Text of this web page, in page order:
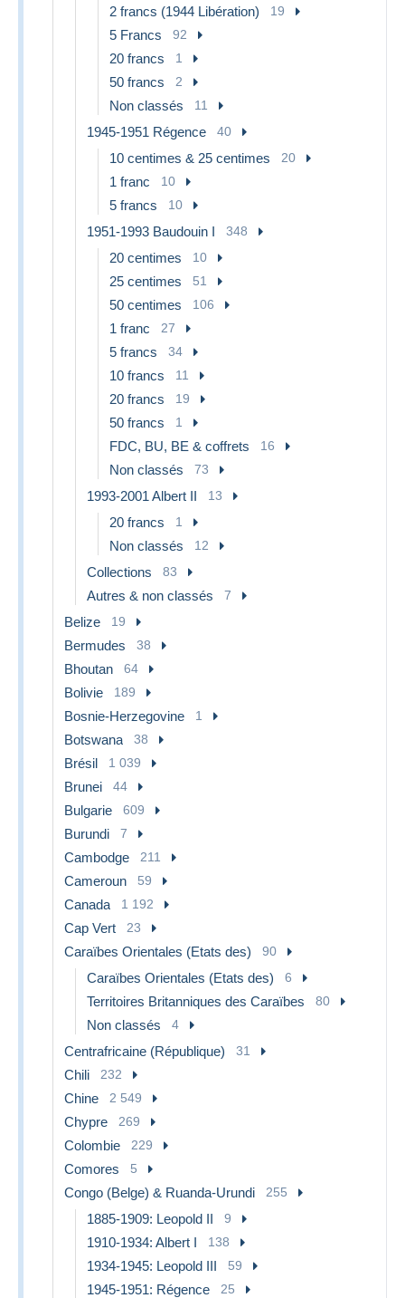
2 francs (1944 Libération) 19
5 Francs 92
20 francs 1
50 francs 2
Non classés 11
1945-1951 Régence 40
10 centimes & 25 centimes 20
1 franc 10
5 francs 10
1951-1993 Baudouin I 348
20 centimes 10
25 centimes 51
50 centimes 106
1 franc 27
5 francs 34
10 francs 11
20 francs 19
50 francs 1
FDC, BU, BE & coffrets 16
Non classés 73
1993-2001 Albert II 13
20 francs 1
Non classés 12
Collections 83
Autres & non classés 7
Belize 19
Bermudes 38
Bhoutan 64
Bolivie 189
Bosnie-Herzegovine 1
Botswana 38
Brésil 1 039
Brunei 44
Bulgarie 609
Burundi 7
Cambodge 211
Cameroun 59
Canada 1 192
Cap Vert 23
Caraïbes Orientales (Etats des) 90
Caraïbes Orientales (Etats des) 6
Territoires Britanniques des Caraïbes 80
Non classés 4
Centrafricaine (République) 31
Chili 232
Chine 2 549
Chypre 269
Colombie 229
Comores 5
Congo (Belge) & Ruanda-Urundi 255
1885-1909: Leopold II 9
1910-1934: Albert I 138
1934-1945: Leopold III 59
1945-1951: Régence 25